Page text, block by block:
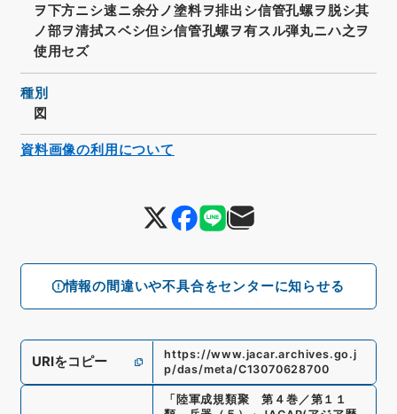
情報の間違いや不具合をセンターに知らせる
ヲ下方ニシ速ニ余分ノ塗料ヲ排出シ信管孔螺ヲ脱シ其
ノ部ヲ清拭スベシ但シ信管孔螺ヲ有スル弾丸ニハ之ヲ
使用セズ
種別
図
URIをコピー
https://www.jacar.archives.go.j
p/das/meta/C13070628700
「陸軍成規類聚 第４巻／第１１
資料画像の利用について